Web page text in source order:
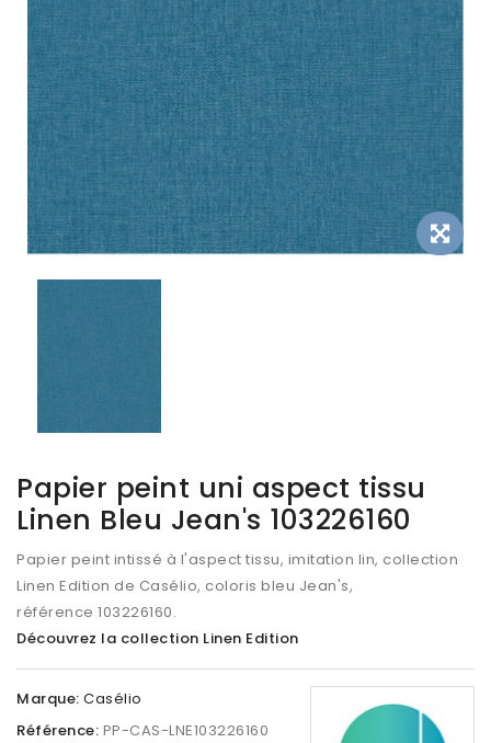
Papier peint uni aspect tissu
Linen Bleu Jean's 103226160
Papier peint intissé à l'aspect tissu, imitation lin, collection
Linen Edition de Casélio, coloris bleu Jean's,
référence 103226160.
Découvrez la collection Linen Edition
Marque: Casélio
Référence: PP-CAS-LNE103226160